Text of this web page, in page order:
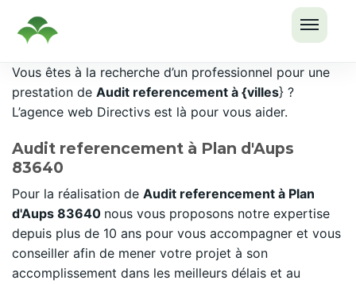
LE
Passer
au
contenu
Vous êtes à la recherche d’un professionnel pour une
prestation de Audit referencement à {villes} ?
L’agence web Directivs est là pour vous aider.
Audit referencement à Plan d'Aups
83640
Pour la réalisation de Audit referencement à Plan
d'Aups 83640 nous vous proposons notre expertise
depuis plus de 10 ans pour vous accompagner et vous
conseiller afin de mener votre projet à son
accomplissement dans les meilleurs délais et au